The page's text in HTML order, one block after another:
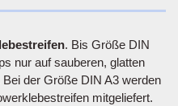
. Bis Größe DIN
nur auf sauberen, glatten
der Größe DIN A3 werden
mitgeliefert.